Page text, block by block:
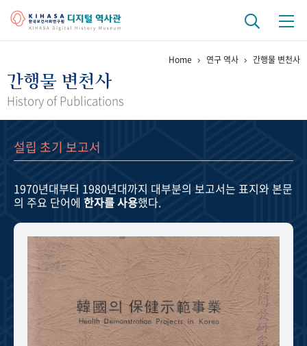
걸어온 길 기관 변천사
정책과 연구 키워드로 보는 연구 역사
연구자들
기록물 아카이브
사진 아카이브 문서 기록물 행정박물 영상 기록물
주년 기념
성과 50선 숫자로 보는 50년 50+1주년 광장
세계와 함께 한 KIHASA
Home 연구 역사 간행물 변천사
간행물 변천사
History of Publications
설립 초기 보고서
1970년대부터 1980년대까지 대부분의 보고서는 표지와 본문
의 주요 단어에 한자를 사용했다.